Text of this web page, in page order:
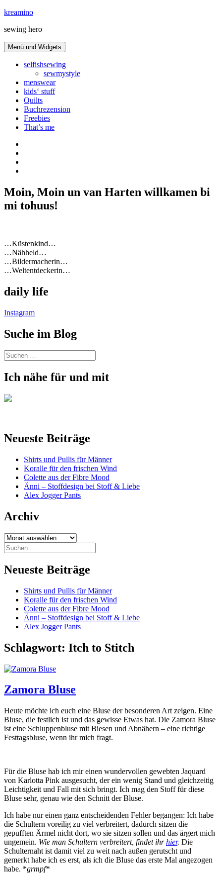
Zum
springen
kreamino
sewing hero
Menü und Widgets
selfishsewing
sewmystyle
menswear
kids‘ stuff
Quilts
Buchrezension
Freebies
That’s me
Moin, Moin un van Harten willkamen bi
mi tohuus!
…Küstenkind…
…Nähheld…
…Bildermacherin…
…Weltentdeckerin…
daily life
Instagram
Suche im Blog
Suchen
nach:
Ich nähe für und mit
Neueste Beiträge
Shirts und Pullis für Männer
Koralle für den frischen Wind
Colette aus der Fibre Mood
Änni – Stoffdesign bei Stoff & Liebe
Alex Jogger Pants
Archiv
Archiv
Suchen
nach:
Neueste Beiträge
Shirts und Pullis für Männer
Koralle für den frischen Wind
Colette aus der Fibre Mood
Änni – Stoffdesign bei Stoff & Liebe
Alex Jogger Pants
Schlagwort: Itch to Stitch
Zamora Bluse
Heute möchte ich euch eine Bluse der besonderen Art zeigen. Eine
Bluse, die festlich ist und das gewisse Etwas hat. Die Zamora Bluse
ist eine Schluppenbluse mit Biesen und Abnähern – eine richtige
Festtagsbluse, wenn ihr mich fragt.
Für die Bluse hab ich mir einen wundervollen gewebten Jaquard
von Karlotta Pink ausgesucht, der ein wenig Stand und gleichzeitig
Leichtigkeit und Fall mit sich bringt. Ich mag den Stoff für diese
Bluse sehr, genau wie den Schnitt der Bluse.
Ich habe nur einen ganz entscheidenden Fehler begangen: Ich habe
die Schultern voreilig zu viel verbreitert, dadurch sitzen die
gepufften Ärmel nicht dort, wo sie sitzen sollen und das ärgert mich
ungemein. Wie man Schultern verbreitert, findet ihrhier. Die
Schulternaht ist damit viel zu weit nach außen gerutscht und
gemerkt habe ich es erst, als ich die Bluse das erste Mal angezogen
habe. *grmpf*